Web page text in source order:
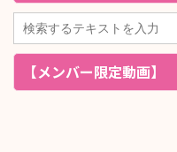
【メンバー限定動画】